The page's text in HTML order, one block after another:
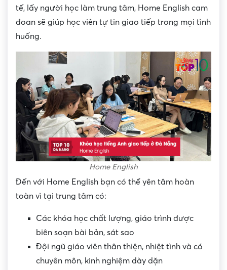
tế, lấy người học làm trung tâm, Home English cam
đoan sẽ giúp học viên tự tin giao tiếp trong mọi tình
huống.
Home English
Đến với Home English bạn có thể yên tâm hoàn
toàn vì tại trung tâm có:
Các khóa học chất lượng, giáo trình được
biên soạn bài bản, sát sao
Đội ngũ giáo viên thân thiện, nhiệt tình và có
chuyên môn, kinh nghiệm dày dặn